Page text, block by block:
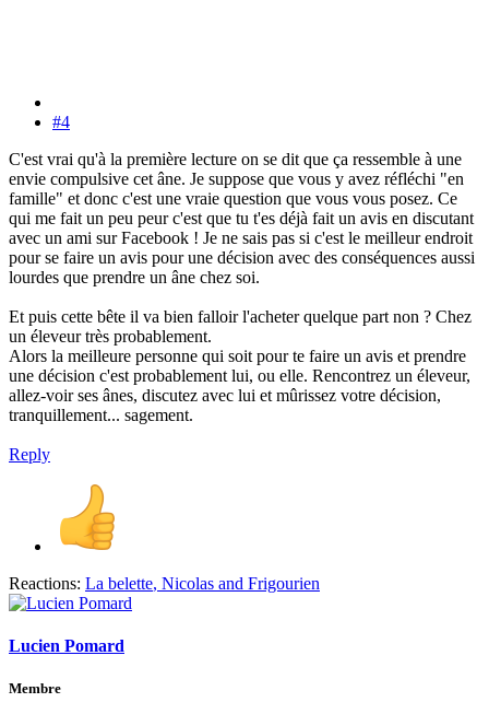
#4
C'est vrai qu'à la première lecture on se dit que ça ressemble à une
envie compulsive cet âne. Je suppose que vous y avez réfléchi "en
famille" et donc c'est une vraie question que vous vous posez. Ce
qui me fait un peu peur c'est que tu t'es déjà fait un avis en discutant
avec un ami sur Facebook ! Je ne sais pas si c'est le meilleur endroit
pour se faire un avis pour une décision avec des conséquences aussi
lourdes que prendre un âne chez soi.
Et puis cette bête il va bien falloir l'acheter quelque part non ? Chez
un éleveur très probablement.
Alors la meilleure personne qui soit pour te faire un avis et prendre
une décision c'est probablement lui, ou elle. Rencontrez un éleveur,
allez-voir ses ânes, discutez avec lui et mûrissez votre décision,
tranquillement... sagement.
Reply
Reactions: La belette, Nicolas and Frigourien
Lucien Pomard
Membre